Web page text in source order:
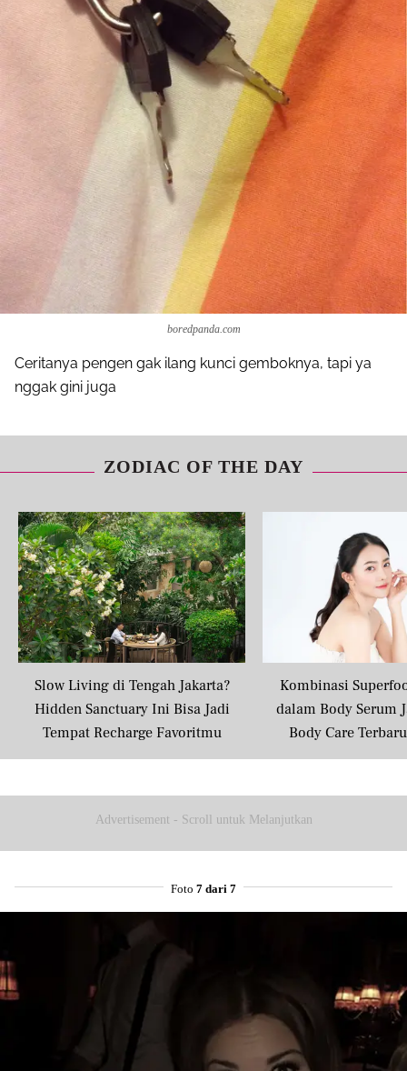
boredpanda.com
Ceritanya pengen gak ilang kunci gemboknya, tapi ya
nggak gini juga
ZODIAC OF THE DAY
Slow Living di Tengah Jakarta?
Hidden Sanctuary Ini Bisa Jadi
Tempat Recharge Favoritmu
Kombinasi
dalam Body Serum
Body Care
Masyarakat
Advertisement - Scroll untuk Melanjutkan
Foto 7 dari 7